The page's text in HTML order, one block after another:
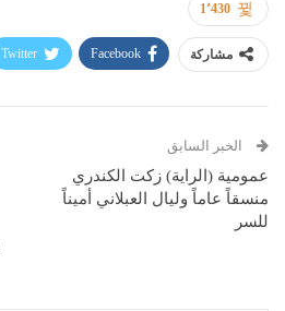
1٬430
مشاركة Facebook
Twitter
الخبر السابق
عمومية (الراية) زكت الكندري
منسقاً عاماً وليال العبلاني أميناً
للسر